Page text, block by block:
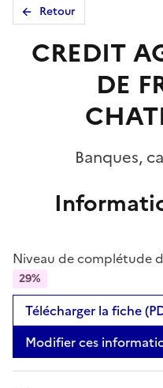
Retour
CREDIT
DE
Banques,
Niveau de complétude
29%
Télécharger la fiche
Modifier ces